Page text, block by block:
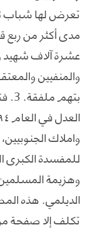
تعرض لها شباب
مدى أكثر من ربع
عشرة آلاف
والمنفيين
واملاك
للمفسدة الكبرى
وهزيمة
الديلمي. هذه
تكلف إلا صفحة